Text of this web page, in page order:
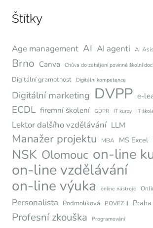
Štítky
Age management AI AI agenti AI
Brno Canva Chůva do zahájení povinné školní
Digitální gramotnost Digitální kompetence
Digitální marketing DVPP e-
ECDL firemní školení GDPR IT kurzy IT
Lektor dalšího vzdělávání LLM
Manažer projektu MBA MS Excel
NSK Olomouc on-line
on-line vzdělávání
on-line výuka online nástroje
Personalista Podmolíková POVEZ II Praha
Profesní zkouška Programování